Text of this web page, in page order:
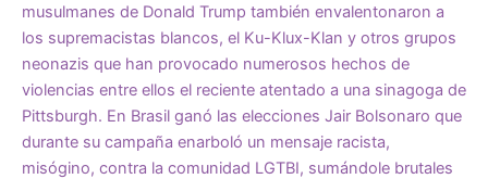
musulmanes de Donald Trump también envalentonaron a
los supremacistas blancos, el Ku-Klux-Klan y otros grupos
neonazis que han provocado numerosos hechos de
violencias entre ellos el reciente atentado a una sinagoga de
Pittsburgh. En Brasil ganó las elecciones Jair Bolsonaro que
durante su campaña enarboló un mensaje racista,
misógino, contra la comunidad LGTBI, sumándole brutales